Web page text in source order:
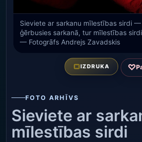
Sieviete ar sarkanu mīlestības sirdi —
ģērbusies sarkanā, tur mīlestības
— Fotogrāfs Andrejs Zavadskis
IZDRUKA ♡
FOTO ARHĪVS
Sieviete ar
mīlestības sirdi